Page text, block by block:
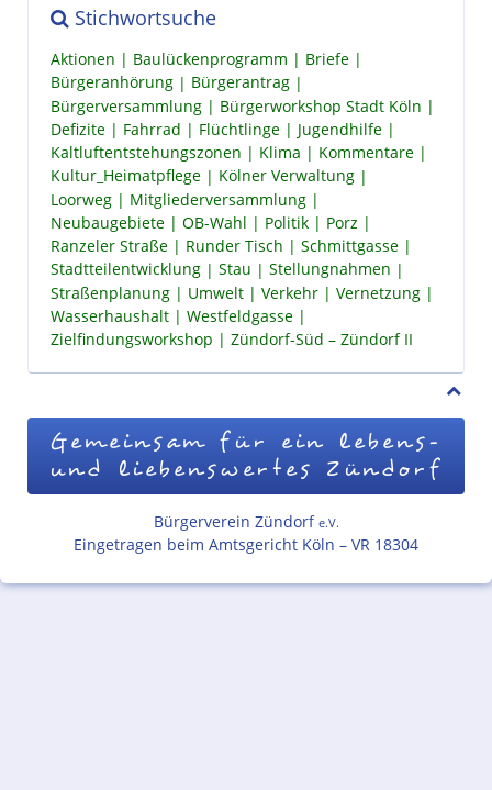
Stichwortsuche
Aktionen Baulückenprogramm
Briefe
Bürgeranhörung
Bürgerantrag
Bürgerversammlung
Bürgerworkshop Stadt Köln
Defizite
Fahrrad Flüchtlinge
Jugendhilfe
Kaltluftentstehungszonen
Klima
Kommentare
Kultur_Heimatpflege
Kölner Verwaltung
Loorweg
Mitgliederversammlung
Neubaugebiete
OB-Wahl Politik
Porz
Ranzeler Straße
Runder Tisch
Schmittgasse
Stadtteilentwicklung
Stau
Stellungnahmen
Straßenplanung
Umwelt Verkehr
Vernetzung
Wasserhaushalt
Westfeldgasse
Zielfindungsworkshop
Zündorf-Süd – Zündorf II
Gemeinsam für ein lebens-
und liebenswertes Zündorf
Bürgerverein Zündorf e.V.
Eingetragen beim Amtsgericht Köln – VR 18304